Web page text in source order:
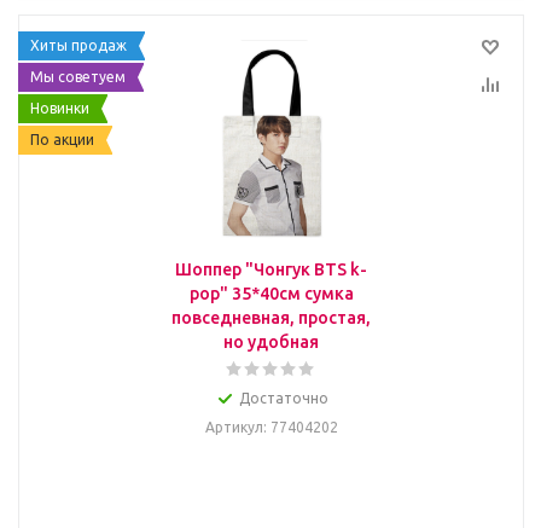
Хиты продаж
Мы советуем
Новинки
По акции
Шоппер "Чонгук BTS k-
pop" 35*40см сумка
повседневная, простая,
но удобная
Достаточно
Артикул: 77404202